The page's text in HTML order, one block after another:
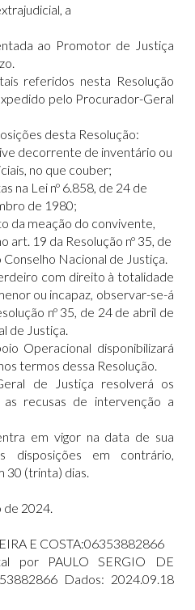
a
ao Promotor de Justiça
referidos nesta Resolução
pelo Procurador-Geral
desta Resolução:
decorrente de inventário ou
no que couber;
na Lei nº 6.858, de 24 de
de 1980;
da meação do convivente,
art. 19 da Resolução nº 35, de
Nacional de Justiça.
com direito à totalidade
ou incapaz, observar-se-á
nº 35, de 24 de abril de
de Justiça.
Operacional disponibilizará
termos dessa Resolução.
de Justiça resolverá os
recusas de intervenção a
em vigor na data de sua
disposições em contrário,
30 (trinta) dias.
de 2024.
E COSTA:06353882866
por PAULO SERGIO DE
Dados: 2024.09.18